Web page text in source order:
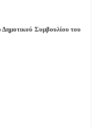
Δημοτικού Συμβουλίου του